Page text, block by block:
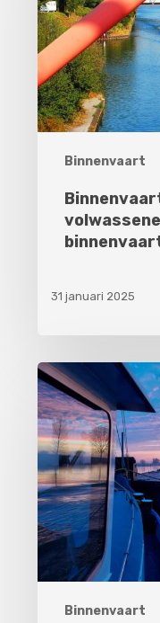
Binnenvaart
zij-
instroom
binnenvaart.
31 januari 2025
Binnenvaart
De
voordelen
nadelen
van
werken
binnenvaart